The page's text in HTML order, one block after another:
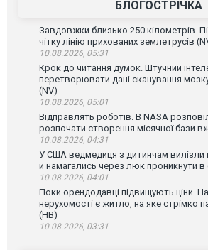
БЛОГОСТРІЧКА
Завдовжки близько 250 кілометрів.
чітку лінію прихованих землетрусів
10.08.2026, 05:31
Крок до читання думок. Штучний
перетворювати дані сканування
(NV)
10.08.2026, 05:01
Відправлять роботів. В NASA
розпочати створення місячної бази
10.08.2026, 04:31
У США ведмедиця з дитинчам вилізли
й намагались через люк проникнути в
10.08.2026, 04:01
Поки орендодавці підвищують ціни.
нерухомості є житло, на яке стрімко
(НВ)
10.08.2026, 03:31